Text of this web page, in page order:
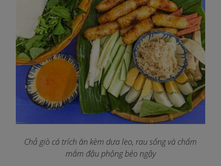
Chả giò cá trích ăn kèm dưa leo, rau sống và chấm
mắm đậu phộng béo ngậy